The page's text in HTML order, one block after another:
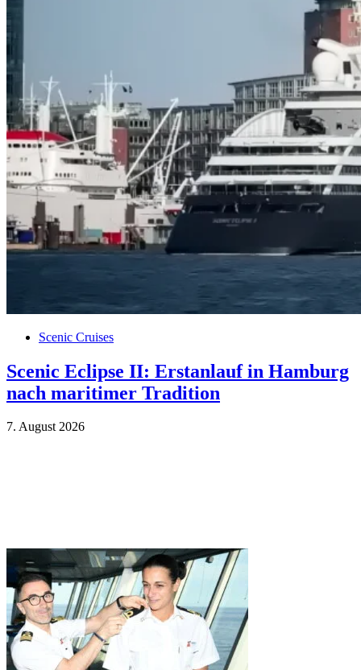
Scenic Crui­ses
Scenic Eclipse II: Erstanlauf in Hamburg
nach maritimer Tradition
7. Au­gust 2026